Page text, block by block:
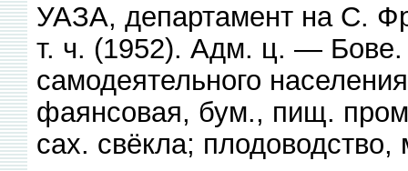
УАЗА, департамент на С.
т. ч. (1952). Адм. ц. — Бове.
самодеятельного
фаянсовая, бум., пищ.
сах. свёкла;